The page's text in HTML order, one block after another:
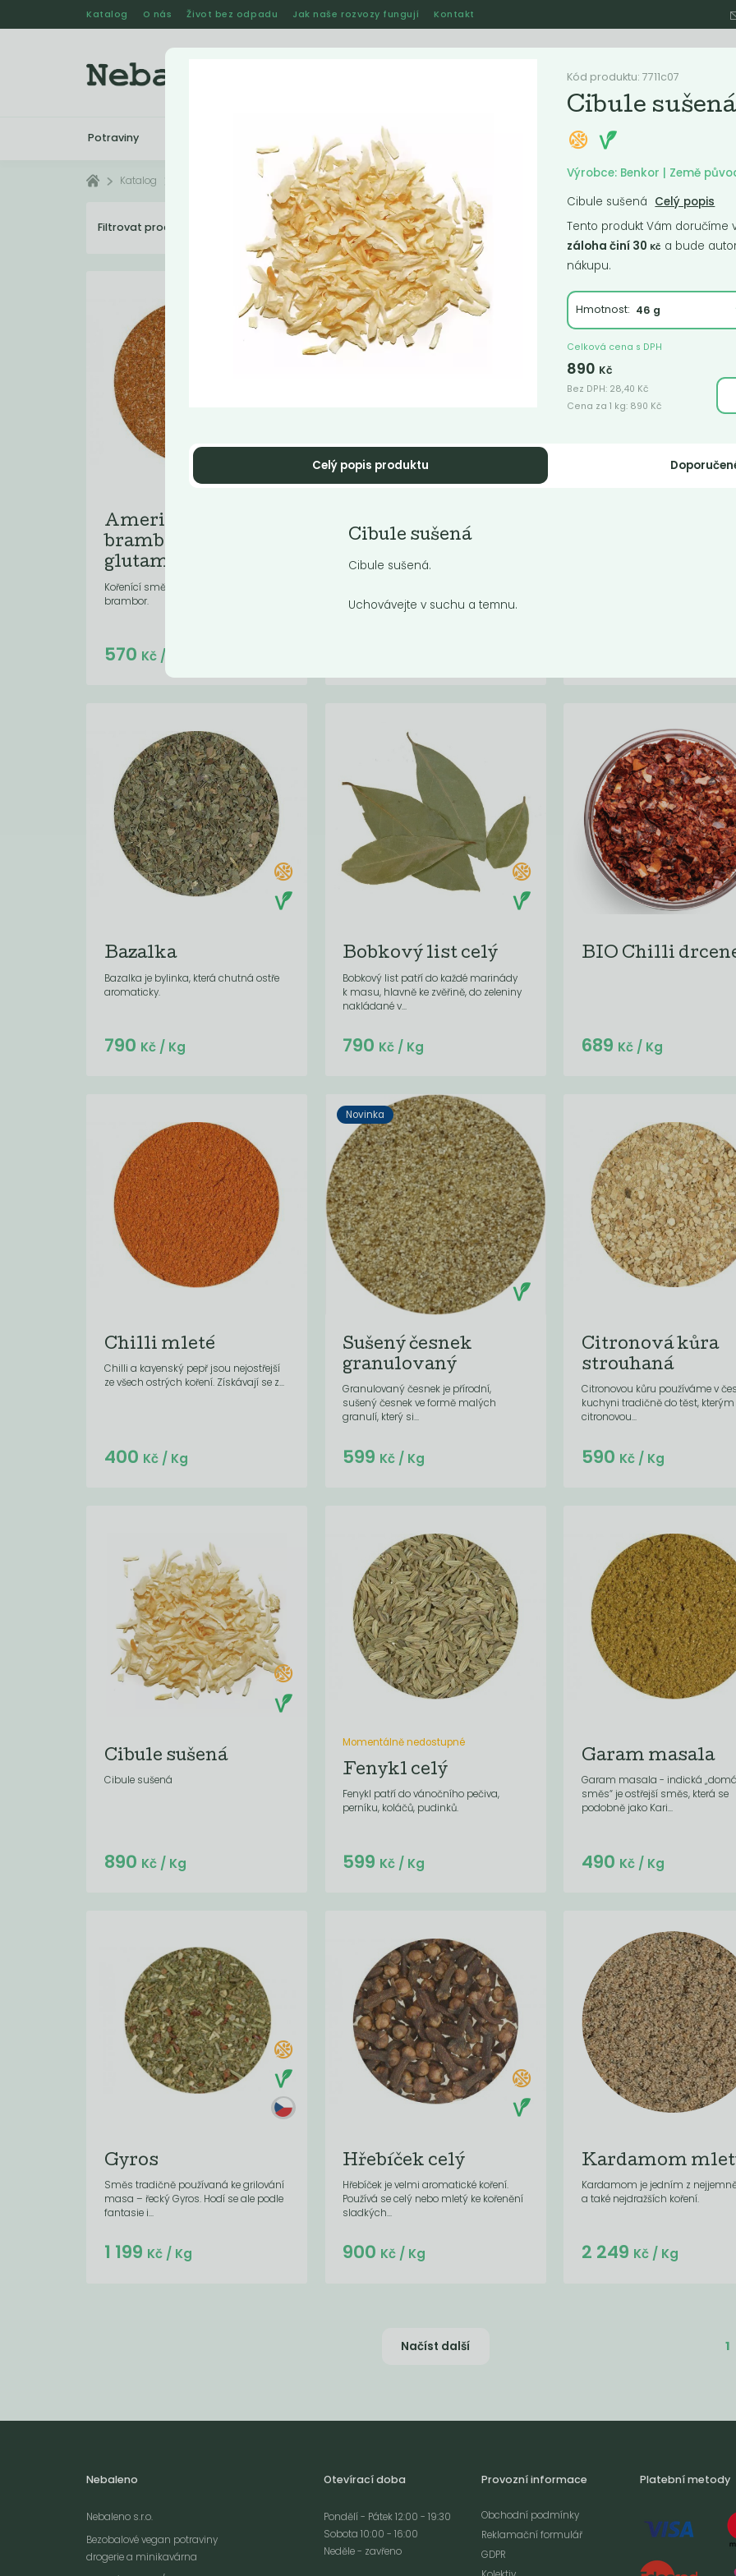
Katalog O nás Život bez odpadu Jak naše rozvozy fungují Kontakt
Potraviny Kosmetika Jak naše rozvozy
Katalog Koření
Filtrovat produkty Doporučené Nejlevnější Nejprodávanější
Americké
brambory bez
glutamanu
Kořenící směs k přípravě amerických
brambor.
Do košíku:
570 Kč/ Kg
Badyán celý
kuchyně. V české kuchyni se používá
Bazalka
Bazalka je bylinka, která chutná ostře
aromaticky.
Do košíku:
790 Kč/ Kg
Bobkový list celý
Bobkový list patří do každé marinády
k masu, hlavně ke zvěřině, do zeleniny
nakládané v...
Do košíku:
790 Kč / Kg
BIO Chilli
Do košíku:
689 Kč/ Kg
Chilli mleté
Chilli a kayenský pepř jsou nejostřejší
ze všech ostrých koření. Získávají se z...
Do košíku:
400 Kč/ Kg
Novinka
Sušený česnek
granulovaný
Granulovaný česnek je přírodní,
sušený česnek ve formě malých
granulí, který si...
Do košíku:
599 Kč / Kg
Citronová kůra
strouhaná
Citronovou kůru používáme v
kuchyni tradičně do těst,
citronovou...
Do košíku:
590 Kč/ Kg
Cibule sušená
Cibule sušená
Do košíku:
890 Kč/ Kg
Momentálně nedostupné
Fenykl celý
Fenykl patří do vánočního pečiva,
perníku, koláčů, pudinků.
599 Kč / Kg
Garam masala
Garam masala - indická
směs“ je ostřejší směs, která se
podobně jako Kari...
Do košíku:
490 Kč/ Kg
Gyros
Směs tradičně používaná ke grilování
masa – řecký Gyros. Hodí se ale podle
fantasie i...
Do košíku:
1 199 Kč/ Kg
Hřebíček celý
Hřebíček je velmi aromatické koření.
Používá se celý nebo mletý ke kořenění
sladkých...
Do košíku:
900 Kč / Kg
Kardamom
Kardamom je jedním z
a také nejdražších koření.
Do košíku:
2 249 Kč/ Kg
Načíst další 1
Nebaleno
Nebaleno s.r.o.
Bezobalové vegan potraviny
drogerie a minikavárna
Otevírací doba
Pondělí - Pátek 12:00 - 19:30
Sobota 10:00 - 16:00
Neděle - zavřeno
Provozní informace
Obchodní podmínky
Reklamační formulář
GDPR
Platební metody
Kód produktu: 7711c07
Cibule sušená
Výrobce: Benkor | Země
Cibule sušená Celý popis
Tento produkt Vám doručíme
záloha činí 30 Kč a bude
nákupu.
Hmotnost:
Celková cena s DPH
890 Kč
Bez DPH: 28,40 Kč
Cena za 1 kg: 890 Kč
Celý popis produktu
Cibule sušená
Cibule sušená.
Uchovávejte v suchu a temnu.